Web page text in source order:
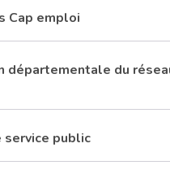
Cap emploi
départementale du
service public